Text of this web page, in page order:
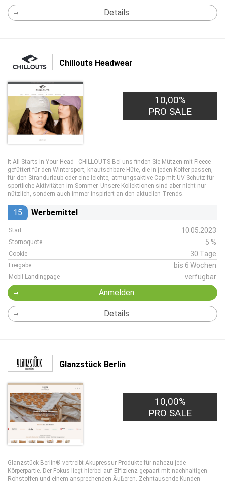
Details
Chillouts Headwear
10,00%
PRO SALE
It All Starts In Your Head - CHILLOUTS Bei uns finden Sie Mützen mit Fleece
gefüttert für den Wintersport, knautschbare Hüte, die in jeden Koffer passen,
für den Strandurlaub oder eine leichte, atmungsaktive Cap mit UV-Schutz für
sportliche Aktivitäten im Sommer. Unsere Kollektionen sind aber nicht nur
nützlich, sondern auch immer inspiriert an den aktuellen Trends.
15 Werbemittel
Start 10.05.2023
Stornoquote 5 %
Cookie 30 Tage
Freigabe bis 6 Wochen
Mobil-Landingpage verfügbar
Anmelden
Details
Glanzstück Berlin
10,00%
PRO SALE
Glanzstück Berlin® vertreibt Akupressur-Produkte für nahezu jede
Körperpartie. Der Fokus liegt hierbei auf Effizienz gepaart mit nachhaltigen
Rohstoffen und einem ansprechenden Äußeren. Zehntausende Kunden